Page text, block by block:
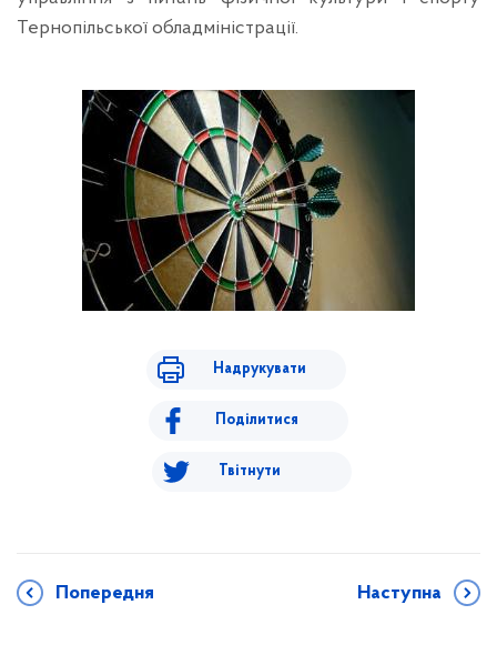
Тернопільської обладміністрації.
Надрукувати
Поділитися
Твітнути
Попередня Наступна